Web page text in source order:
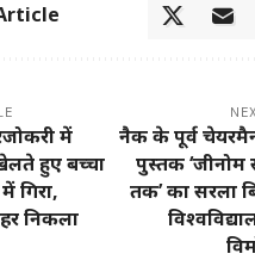
में
हुए बच्चा
गिरा,
निकला
नैक के पूर्व
पुस्तक
तक’ का सरला